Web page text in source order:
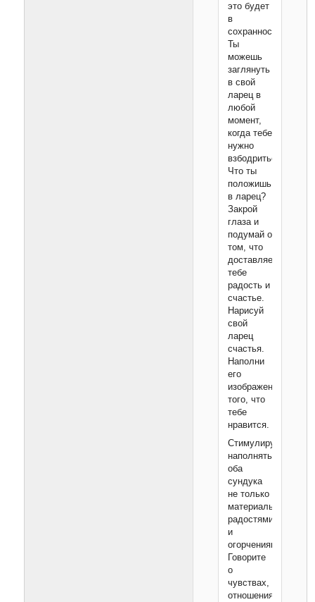
это будет
в
сохранности.
Ты
можешь
заглянуть
в свой
ларец в
любой
момент,
когда тебе
нужно
взбодриться.
Что ты
положишь
в ларец?
Закрой
глаза и
подумай о
том, что
доставляет
тебе
радость и
счастье.
Нарисуй
свой
ларец
счастья.
Наполни
его
изображениями
того, что
тебе
нравится.
Стимулируйте
наполнять
оба
сундука
не только
материальными
радостями
и
огорчениями.
Говорите
о
чувствах,
отношениях,